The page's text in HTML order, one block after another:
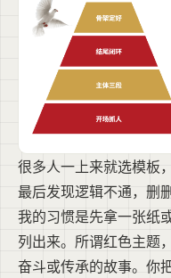
很多人一上来就选模板
最后发现逻辑不通，删
我的习惯是先拿一张纸
列出来。所谓红色主题
奋斗或传承的故事。你